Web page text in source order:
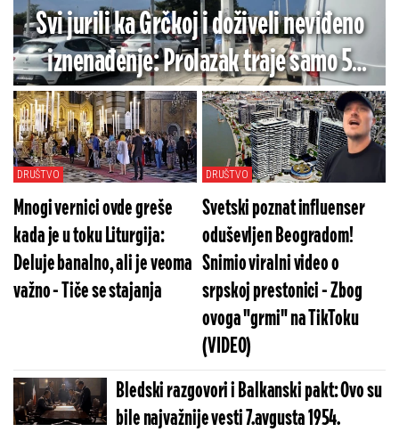
Svi jurili ka Grčkoj i doživeli neviđeno
iznenađenje: Prolazak traje samo 5
minuta, ali pazite šta vas čeka u
povratku!
DRUŠTVO
Mnogi vernici ovde greše
kada je u toku Liturgija:
Deluje banalno, ali je veoma
važno - Tiče se stajanja
DRUŠTVO
Svetski poznat influenser
oduševljen Beogradom!
Snimio viralni video o
srpskoj prestonici - Zbog
ovoga "grmi" na TikToku
(VIDEO)
Bledski razgovori i Balkanski pakt: Ovo su
bile najvažnije vesti 7.avgusta 1954.